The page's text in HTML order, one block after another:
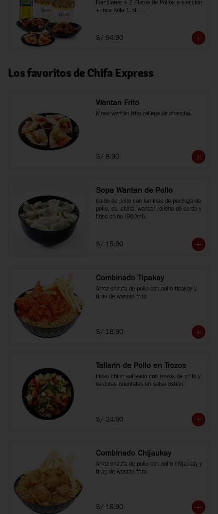
Familiares + 2 Platos de Pollos a elección
+ Inca Kola 1.5L.
*Imágenes referenciales
S/ 94.90
Los favoritos de Chifa Express
Wantan Frito
Masa wantán frita rellena de chancho.
S/ 8.90
Sopa Wantan de Pollo
Caldo de pollo con laminas de pechuga de
pollo, col china, wantan relleno de cerdo y
fideo chino (900ml).
S/ 15.90
Combinado Tipakay
Arroz chaufa de pollo con pollo tipakay y
tiras de wantán frito
S/ 18.90
Tallarin de Pollo en Trozos
Fideo chino salteado con trozos de pollo y
verduras orientales en salsa ostión.
S/ 24.90
Combinado Chijaukay
Arroz chaufa de pollo con pollo chijaukay y
tiras de wantán frito
S/ 18.90